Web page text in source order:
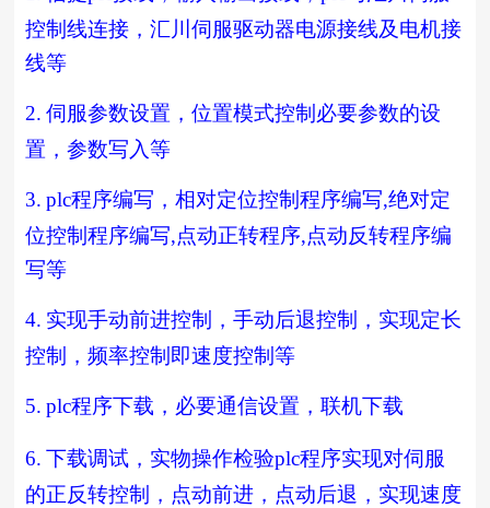
控制线连接，汇川伺服驱动器电源接线及电机接
线等
2. 伺服参数设置，位置模式控制必要参数的设
置，参数写入等
3. plc程序编写，相对定位控制程序编写,绝对定
位控制程序编写,点动正转程序,点动反转程序编
写等
4. 实现手动前进控制，手动后退控制，实现定长
控制，频率控制即速度控制等
5. plc程序下载，必要通信设置，联机下载
6. 下载调试，实物操作检验plc程序实现对伺服
的正反转控制，点动前进，点动后退，实现速度